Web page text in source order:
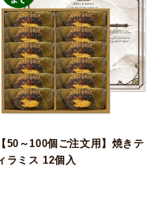
【50～100個ご注文用】焼きテ
ラミス 12個入